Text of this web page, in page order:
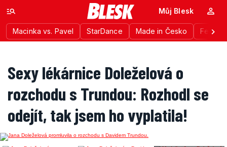
Macinka vs. Pavel StarDance Made in Česko
Můj Blesk
Sexy lékárnice Doleželová o
rozchodu s Trundou: Rozhodl se
odejít, tak jsem ho vyplatila!